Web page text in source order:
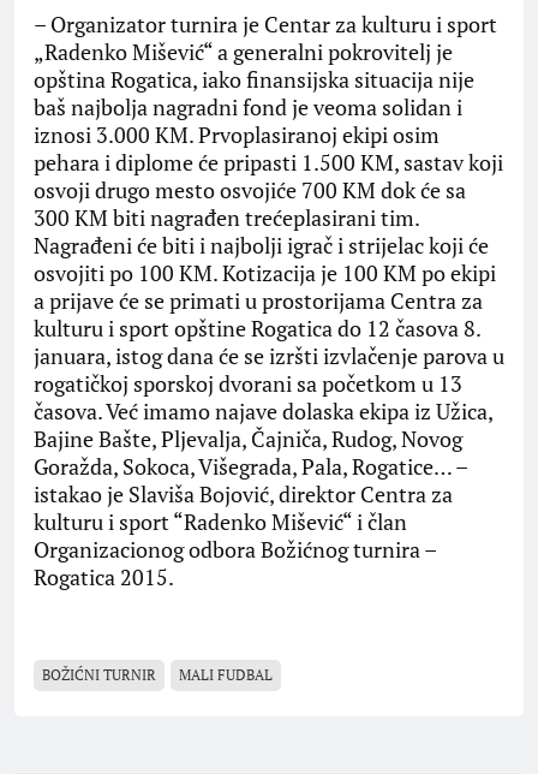
– Organizator turnira je Centar za kulturu i sport
„Radenko Mišević“ a generalni pokrovitelj je
opština Rogatica, iako finansijska situacija nije
baš najbolja nagradni fond je veoma solidan i
iznosi 3.000 KM. Prvoplasiranoj ekipi osim
pehara i diplome će pripasti 1.500 KM, sastav koji
osvoji drugo mesto osvojiće 700 KM dok će sa
300 KM biti nagrađen trećeplasirani tim.
Nagrađeni će biti i najbolji igrač i strijelac koji će
osvojiti po 100 KM. Kotizacija je 100 KM po ekipi
a prijave će se primati u prostorijama Centra za
kulturu i sport opštine Rogatica do 12 časova 8.
januara, istog dana će se izršti izvlačenje parova u
rogatičkoj sporskoj dvorani sa početkom u 13
časova. Već imamo najave dolaska ekipa iz Užica,
Bajine Bašte, Pljevalja, Čajniča, Rudog, Novog
Goražda, Sokoca, Višegrada, Pala, Rogatice… –
istakao je Slaviša Bojović, direktor Centra za
kulturu i sport “Radenko Mišević“ i član
Organizacionog odbora Božićnog turnira –
Rogatica 2015.
BOŽIĆNI TURNIR MALI FUDBAL